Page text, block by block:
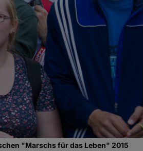
"Marschs für das Leben" 2015